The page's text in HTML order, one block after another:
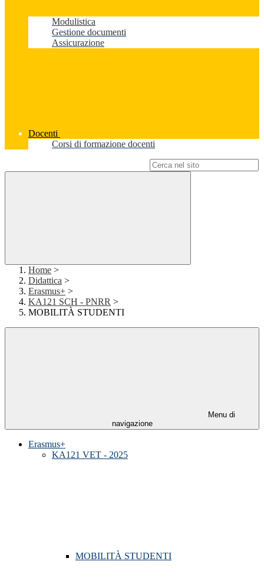
Modulistica
Gestione documenti
Assicurazione
Docenti
Corsi di formazione docenti
Home >
Didattica >
Erasmus+ >
KA121 SCH - PNRR >
MOBILITÀ STUDENTI
Menu di
navigazione
Erasmus+
KA121 VET - 2025
MOBILITÀ STUDENTI